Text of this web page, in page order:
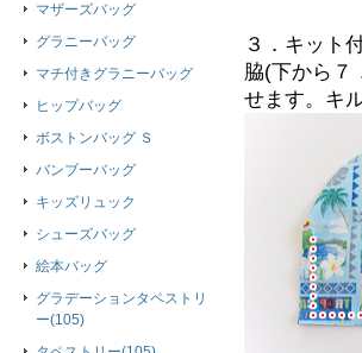
３．キット
脇(下から７
せます。キ
マザーズバッグ
グラニーバッグ
マチ付きグラニーバッグ
ヒップバッグ
ボストンバッグ Ｓ
バンブーバッグ
キッズリュック
シューズバッグ
絵本バッグ
グラデーションタペストリ
ー(105)